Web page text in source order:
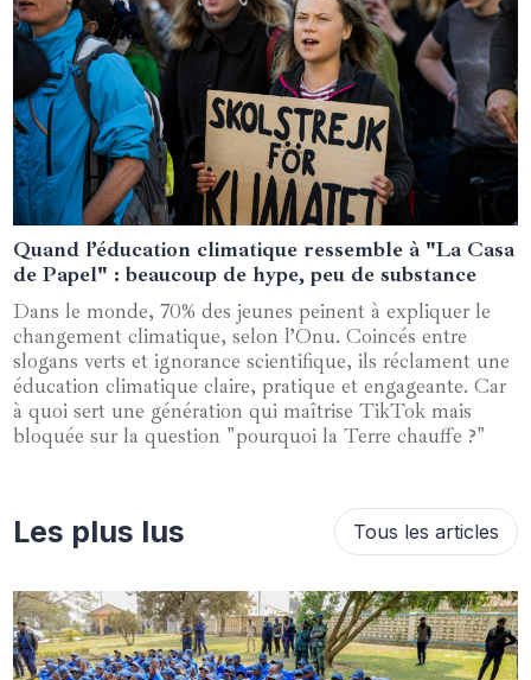
17 décembre 2024
Quand l’éducation climatique ressemble à "La Casa
de Papel" : beaucoup de hype, peu de substance
Dans le monde, 70% des jeunes peinent à expliquer le
changement climatique, selon l’Onu. Coincés entre
slogans verts et ignorance scientifique, ils réclament une
éducation climatique claire, pratique et engageante. Car
à quoi sert une génération qui maîtrise TikTok mais
bloquée sur la question "pourquoi la Terre chauffe ?"
Les plus lus Tous les articles